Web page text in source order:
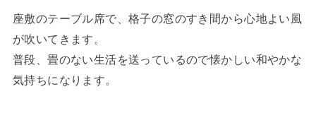
座敷のテーブル席で、格子の窓のすき間から心地よい風
が吹いてきます。
普段、畳のない生活を送っているので懐かしい和やかな
気持ちになります。